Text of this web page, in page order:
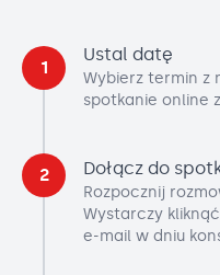
1
Ustal datę
Wybierz termin z
spotkanie online
2 Dołącz do
Rozpocznij
Wystarczy
e-mail w dniu